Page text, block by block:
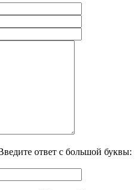
ответ с большой буквы: